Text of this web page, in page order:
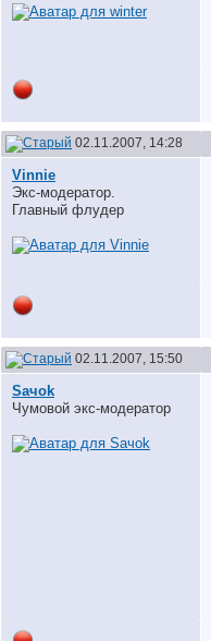
02.11.2007, 14:28
Vinnie
Экс-модератор.
Главный флудер
02.11.2007, 15:50
Saчok
Чумовой экс-модератор